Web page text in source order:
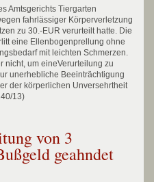
Amtsgerichts Tiergarten
fahrlässiger Körperverletzung
zu 30.-EUR verurteilt hatte. Die
eine Ellenbogenprellung ohne
mit leichten Schmerzen.
nicht, um eineVerurteilung zu
unerhebliche Beeinträchtigung
der körperlichen Unversehrtheit
13)
von 3
geahndet